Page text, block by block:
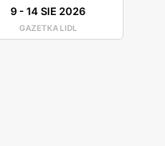
9-14 SIE 2026
GAZETKA LIDL